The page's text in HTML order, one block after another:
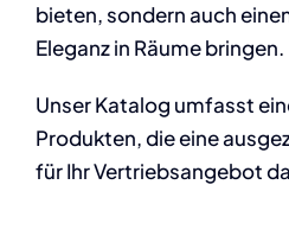
bieten, sondern auch
Eleganz in Räume bringen.
Unser Katalog umfasst
Produkten, die eine
für Ihr Vertriebsangebot